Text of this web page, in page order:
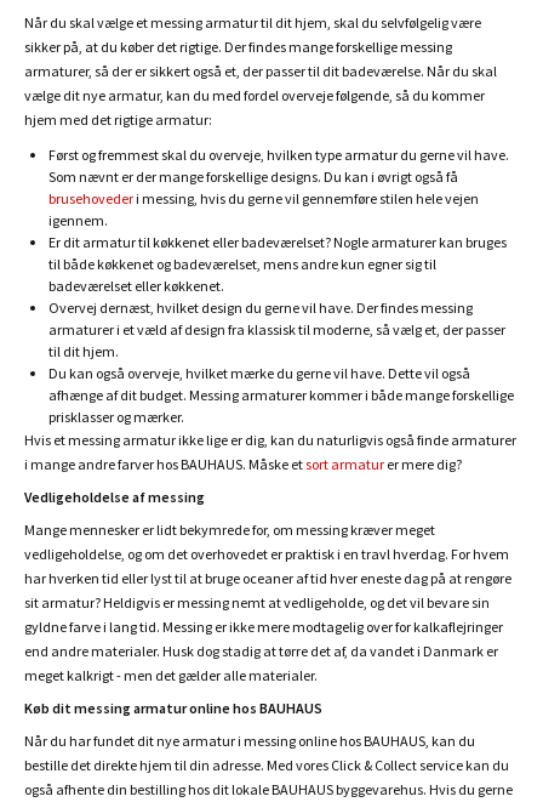
Når du skal vælge et messing armatur til dit hjem, skal du selvfølgelig være
sikker på, at du køber det rigtige. Der findes mange forskellige messing
armaturer, så der er sikkert også et, der passer til dit badeværelse. Når du skal
vælge dit nye armatur, kan du med fordel overveje følgende, så du kommer
hjem med det rigtige armatur:
Først og fremmest skal du overveje, hvilken type armatur du gerne vil have.
Som nævnt er der mange forskellige designs. Du kan i øvrigt også få
brusehoveder i messing, hvis du gerne vil gennemføre stilen hele vejen
igennem.
Er dit armatur til køkkenet eller badeværelset? Nogle armaturer kan bruges
til både køkkenet og badeværelset, mens andre kun egner sig til
badeværelset eller køkkenet.
Overvej dernæst, hvilket design du gerne vil have. Der findes messing
armaturer i et væld af design fra klassisk til moderne, så vælg et, der passer
til dit hjem.
Du kan også overveje, hvilket mærke du gerne vil have. Dette vil også
afhænge af dit budget. Messing armaturer kommer i både mange forskellige
prisklasser og mærker.
Hvis et messing armatur ikke lige er dig, kan du naturligvis også finde armaturer
i mange andre farver hos BAUHAUS. Måske et sort armatur er mere dig?
Vedligeholdelse af messing
Mange mennesker er lidt bekymrede for, om messing kræver meget
vedligeholdelse, og om det overhovedet er praktisk i en travl hverdag. For hvem
har hverken tid eller lyst til at bruge oceaner af tid hver eneste dag på at rengøre
sit armatur? Heldigvis er messing nemt at vedligeholde, og det vil bevare sin
gyldne farve i lang tid. Messing er ikke mere modtagelig over for kalkaflejringer
end andre materialer. Husk dog stadig at tørre det af, da vandet i Danmark er
meget kalkrigt - men det gælder alle materialer.
Køb dit messing armatur online hos BAUHAUS
Når du har fundet dit nye armatur i messing online hos BAUHAUS, kan du
bestille det direkte hjem til din adresse. Med vores Click & Collect service kan du
også afhente din bestilling hos dit lokale BAUHAUS byggevarehus. Hvis du gerne